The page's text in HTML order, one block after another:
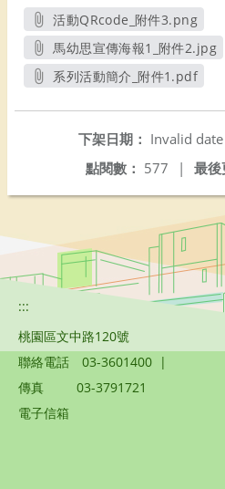
活動QRcode_附件3.png
另開新視窗
馬幼思宣傳海報1_附件2.jpg
另開新視窗
系列活動簡介_附件1.pdf
下架日期： Invalid date
最後
點閱數： 577 |
:::
桃園區文中路120號
聯絡電話
03-3601400 |
傳真
03-3791721
電子信箱